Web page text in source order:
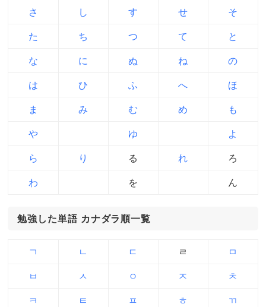
さ し す せ そ
た ち つ て と
な に ぬ ね の
は ひ ふ へ ほ
ま み む め も
や ゆ よ
ら り る れ ろ
わ を ん
勉強した単語 カナダラ順一覧
ㄱ ㄴ ㄷ ㄹ ㅁ
ㅂ ㅅ ㅇ ㅈ ㅊ
ㅋ ㅌ ㅍ ㅎ ㄲ